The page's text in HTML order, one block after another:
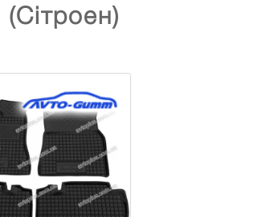
(Сітроен)